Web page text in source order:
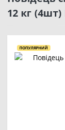
12 кг
ПОПУЛЯРНИЙ